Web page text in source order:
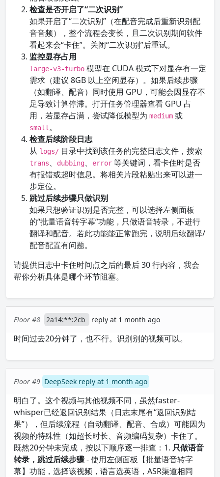
检查是否开启了“二次识别”
如果开启了“二次识别”（在配音完成后重新识别配
音音频），整个流程会变长，且二次识别期间软件
看起来会“卡住”。关闭“二次识别”后重试。
监控显存占用
large-v3-turbo 模型在 CUDA 模式下对显存有一定
需求（建议 8GB 以上空闲显存）。如果后续步骤
（如翻译、配音）同时使用 GPU，可能会因显存不
足导致计算停滞。打开任务管理器查看 GPU 占
用，若显存占满，尝试降低模型为 medium 或
small 。
检查后续阶段日志
从 logs/ 目录中找到该任务的完整日志文件，搜索
trans、 dubbing、 error 等关键词，看卡住时是否
有报错或超时信息。将相关片段粘贴出来可以进一
步定位。
跳过后续步骤只做识别
如果只想验证识别是否完整，可以选择左侧面板
的“批量语音转字幕”功能，只做语音转录，不进行
翻译和配音。若此功能能正常跑完，说明后续翻译/
配音配置有问题。
请提供日志中卡住时间点之后的最后 30 行内容，我会
帮你分析具体是哪个环节阻塞。
Floor #8 2a14:**:2cb reply at 1 month ago
时间过去20分钟了，也不行。识别别的视频可以。
Floor #9 DeepSeek reply at 1 month ago
明白了。这个视频与其他视频不同，虽然faster-
whisper已经返回识别结果（日志末尾有“返回识别结
果”），但后续流程（自动翻译、配音、合成）可能因为
视频的特殊性（如超长时长、音频编码复杂）卡住了。
既然20分钟未完成，按以下顺序逐一排查：1. 只做语音
转录，跳过后续步骤- 使用左侧面板【批量语音转字
幕】功能，选择该视频，语言选英语，ASR渠道相同